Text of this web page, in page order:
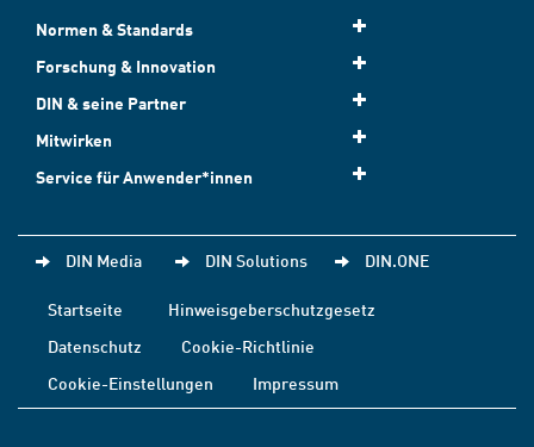
Normen & Standards
Forschung & Innovation
DIN & seine Partner
Mitwirken
Service für Anwender*innen
DIN Media DIN Solutions DIN.ONE
Startseite
Hinweisgeberschutzgesetz
Datenschutz
Cookie-Richtlinie
Cookie-Einstellungen
Impressum